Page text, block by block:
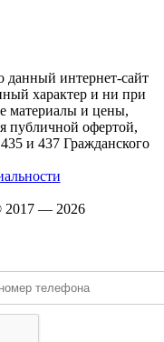
интернет-сайт
характер и ни при
материалы и цены,
публичной офертой,
и 437 Гражданского
2017 — 2026